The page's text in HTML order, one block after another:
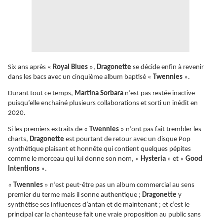
Six ans après « Royal Blues », Dragonette se décide enfin à revenir
dans les bacs avec un cinquième album baptisé « Twennies ».
Durant tout ce temps, Martina Sorbara n’est pas restée inactive
puisqu’elle enchaîné plusieurs collaborations et sorti un inédit en
2020.
Si les premiers extraits de « Twennies » n’ont pas fait trembler les
charts, Dragonette est pourtant de retour avec un disque Pop
synthétique plaisant et honnête qui contient quelques pépites
comme le morceau qui lui donne son nom, « Hysteria » et « Good
Intentions ».
« Twennies » n’est peut-être pas un album commercial au sens
premier du terme mais il sonne authentique ; Dragonette y
synthétise ses influences d’antan et de maintenant ; et c’est le
principal car la chanteuse fait une vraie proposition au public sans